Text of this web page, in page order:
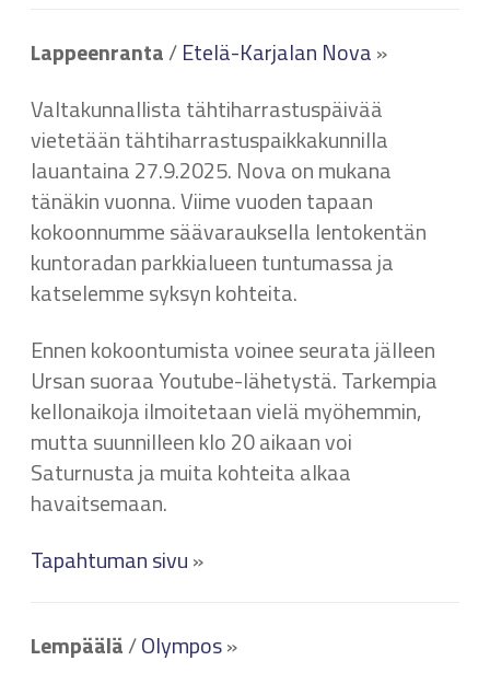
Lappeenranta/Etelä-Karjalan Nova»
Valtakunnallista tähtiharrastuspäivää
vietetään tähtiharrastuspaikkakunnilla
lauantaina 27.9.2025. Nova on mukana
tänäkin vuonna. Viime vuoden tapaan
kokoonnumme säävarauksella lentokentän
kuntoradan parkkialueen tuntumassa ja
katselemme syksyn kohteita.
Ennen kokoontumista voinee seurata jälleen
Ursan suoraa Youtube-lähetystä. Tarkempia
kellonaikoja ilmoitetaan vielä myöhemmin,
mutta suunnilleen klo 20 aikaan voi
Saturnusta ja muita kohteita alkaa
havaitsemaan.
Tapahtuman sivu»
Lempäälä/Olympos»